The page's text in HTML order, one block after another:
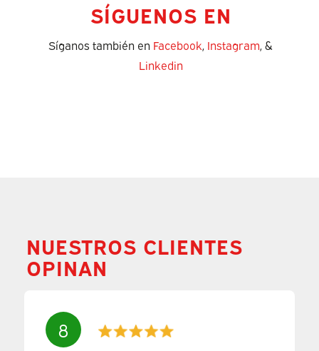
SÍGUENOS EN
Síganos también en Facebook, Instagram, &
Linkedin
NUESTROS CLIENTES
OPINAN
8